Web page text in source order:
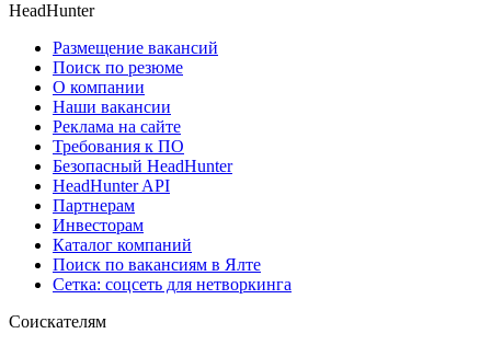
HeadHunter
Размещение вакансий
Поиск по резюме
О компании
Наши вакансии
Реклама на сайте
Требования к ПО
Безопасный HeadHunter
HeadHunter API
Партнерам
Инвесторам
Каталог компаний
Поиск по вакансиям в Ялте
Сетка: соцсеть для нетворкинга
Соискателям